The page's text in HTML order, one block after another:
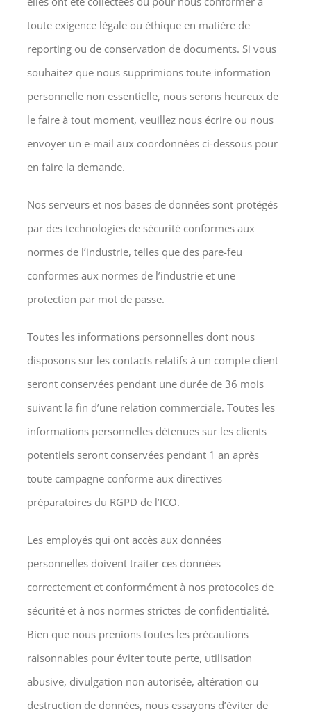
toute exigence légale ou éthique en matière de
reporting ou de conservation de documents. Si vous
souhaitez que nous supprimions toute information
personnelle non essentielle, nous serons heureux de
le faire à tout moment, veuillez nous écrire ou nous
envoyer un e-mail aux coordonnées ci-dessous pour
en faire la demande.
Nos serveurs et nos bases de données sont protégés
par des technologies de sécurité conformes aux
normes de l’industrie, telles que des pare-feu
conformes aux normes de l’industrie et une
protection par mot de passe.
Toutes les informations personnelles dont nous
disposons sur les contacts relatifs à un compte client
seront conservées pendant une durée de 36 mois
suivant la fin d’une relation commerciale. Toutes les
informations personnelles détenues sur les clients
potentiels seront conservées pendant 1 an après
toute campagne conforme aux directives
préparatoires du RGPD de l’ICO.
Les employés qui ont accès aux données
personnelles doivent traiter ces données
correctement et conformément à nos protocoles de
sécurité et à nos normes strictes de confidentialité.
Bien que nous prenions toutes les précautions
raisonnables pour éviter toute perte, utilisation
abusive, divulgation non autorisée, altération ou
destruction de données, nous essayons d’éviter de